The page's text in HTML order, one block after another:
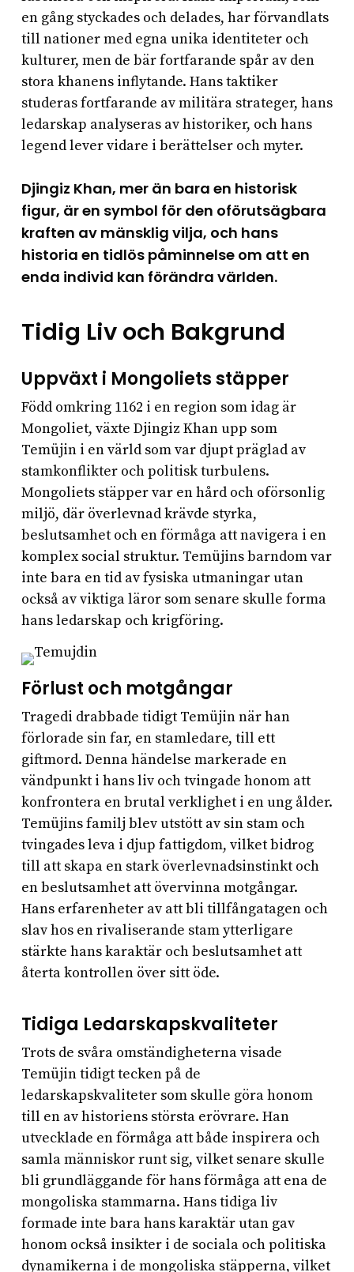
pågått under många år, men ingen framgång har
rapporterats hittills.
en gång styckades och delades, har förvandlats
till nationer med egna unika identiteter och
kulturer, men de bär fortfarande spår av den
stora khanens inflytande. Hans taktiker
studeras fortfarande av militära strateger, hans
ledarskap analyseras av historiker, och hans
legend lever vidare i berättelser och myter.
Djingiz Khan, mer än bara en historisk
figur, är en symbol för den oförutsägbara
kraften av mänsklig vilja, och hans
historia en tidlös påminnelse om att en
enda individ kan förändra världen.
Tidig Liv och Bakgrund
Uppväxt i Mongoliets stäpper
Född omkring 1162 i en region som idag är
Mongoliet, växte Djingiz Khan upp som
Temüjin i en värld som var djupt präglad av
stamkonflikter och politisk turbulens.
Mongoliets stäpper var en hård och oförsonlig
miljö, där överlevnad krävde styrka,
beslutsamhet och en förmåga att navigera i en
komplex social struktur. Temüjins barndom var
inte bara en tid av fysiska utmaningar utan
också av viktiga läror som senare skulle forma
hans ledarskap och krigföring.
Förlust och motgångar
Tragedi drabbade tidigt Temüjin när han
förlorade sin far, en stamledare, till ett
giftmord. Denna händelse markerade en
vändpunkt i hans liv och tvingade honom att
konfrontera en brutal verklighet i en ung ålder.
Temüjins familj blev utstött av sin stam och
tvingades leva i djup fattigdom, vilket bidrog
till att skapa en stark överlevnadsinstinkt och
en beslutsamhet att övervinna motgångar.
Hans erfarenheter av att bli tillfångatagen och
slav hos en rivaliserande stam ytterligare
stärkte hans karaktär och beslutsamhet att
återta kontrollen över sitt öde.
Tidiga Ledarskapskvaliteter
Trots de svåra omständigheterna visade
Temüjin tidigt tecken på de
ledarskapskvaliteter som skulle göra honom
till en av historiens största erövrare. Han
utvecklade en förmåga att både inspirera och
samla människor runt sig, vilket senare skulle
bli grundläggande för hans förmåga att ena de
mongoliska stammarna. Hans tidiga liv
formade inte bara hans karaktär utan gav
honom också insikter i de sociala och politiska
dynamikerna i de mongoliska stäpperna, vilket